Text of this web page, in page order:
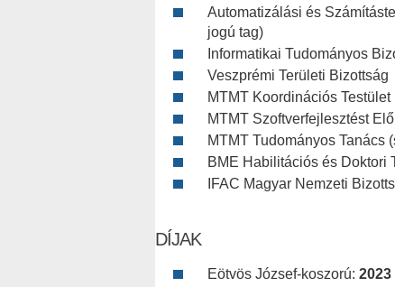
Automatizálási és
jogú tag)
Informatikai Tudományos
Veszprémi Területi Bizottság
MTMT Koordinációs
MTMT Szoftverfejlesztést
MTMT Tudományos Tanács
BME Habilitációs és Doktori
IFAC Magyar Nemzeti
DÍJAK
Eötvös József-koszorú: 2023